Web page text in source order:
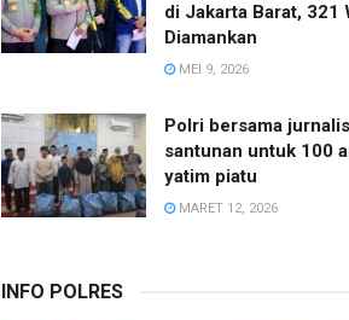
di Jakarta Barat, 321
Diamankan
MEI 9, 2026
Polri bersama
santunan untuk 100
yatim piatu
MARET 12, 2026
INFO POLRES